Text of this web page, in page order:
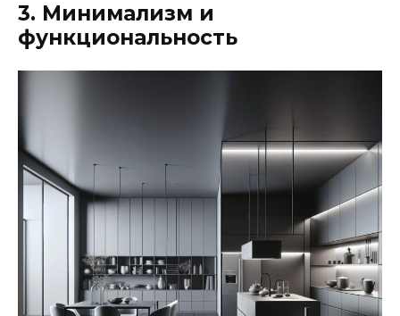
3. Минимализм и
функциональность